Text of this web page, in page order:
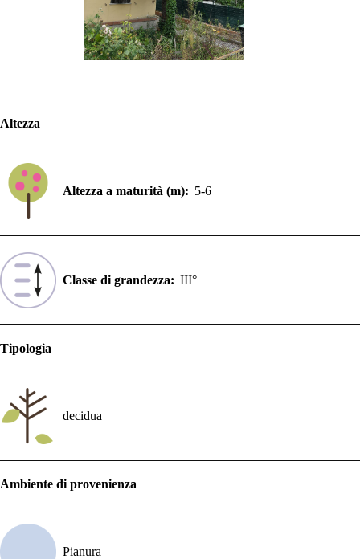
Altezza
Altezza a maturità (m): 5-6
Classe di grandezza: III°
Tipologia
decidua
Ambiente di provenienza
Pianura